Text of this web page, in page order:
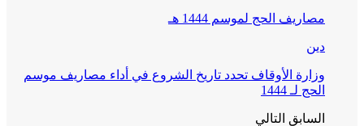
مصاريف الحج لموسم 1444 هـ
دين
وزارة الأوقاف تحدد تاريخ الشروع في أداء مصاريف موسم
الحج لـ 1444
السابق التالي